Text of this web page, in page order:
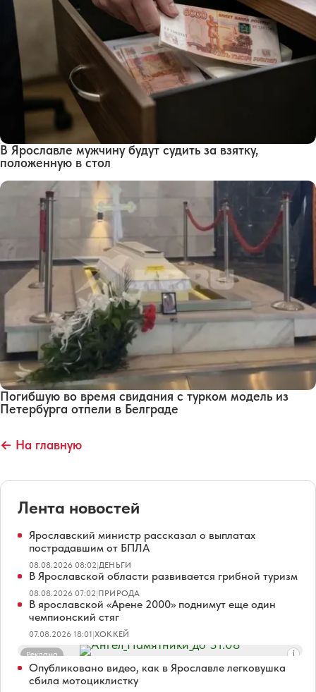
В Ярославле мужчину будут судить за взятку,
положенную в стол
Погибшую во время свидания с турком модель из
Петербурга отпели в Белграде
← На главную
Лента новостей
Ярославский министр рассказал о выплатах
пострадавшим от БПЛА
08.08.2026 08:02|ДЕНЬГИ
В Ярославской области развивается грибной туризм
08.08.2026 07:02|ПРИРОДА
В ярославской «Арене 2000» поднимут еще один
чемпионский стяг
07.08.2026 18:01|ХОККЕЙ
Реклама
Опубликовано видео, как в Ярославле легковушка
сбила мотоциклистку